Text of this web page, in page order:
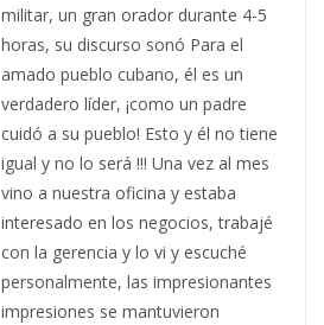
militar, un gran orador durante 4-5
horas, su discurso sonó Para el
amado pueblo cubano, él es un
verdadero líder, ¡como un padre
cuidó a su pueblo! Esto y él no tiene
igual y no lo será !!! Una vez al mes
vino a nuestra oficina y estaba
interesado en los negocios, trabajé
con la gerencia y lo vi y escuché
personalmente, las impresionantes
impresiones se mantuvieron